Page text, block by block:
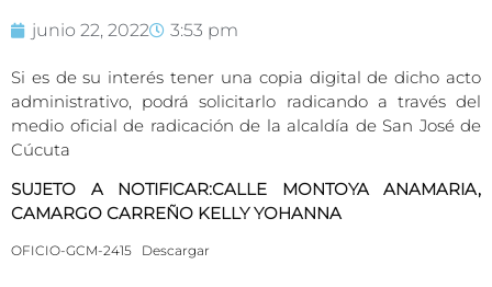
junio 22, 2022 3:53 pm
Si es de su interés tener una copia digital de dicho acto
administrativo, podrá solicitarlo radicando a través del
medio oficial de radicación de la alcaldía de San José de
Cúcuta
SUJETO A NOTIFICAR:CALLE MONTOYA ANAMARIA,
CAMARGO CARREÑO KELLY YOHANNA
OFICIO-GCM-2415 Descargar